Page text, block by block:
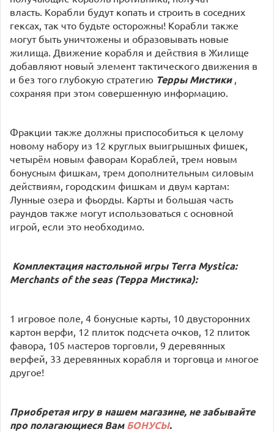
власть. Корабли будут копать и строить в соседних
гексах, так что будьте осторожны! Корабли также
могут быть уничтожены и образовывать новые
жилища. Движение корабля и действия в Жилище
добавляют новый элемент тактического движения в
и без того глубокую стратегию Терры Мистики,
сохраняя при этом совершенную информацию.
Фракции также должны приспособиться к целому
новому набору из 12 круглых выигрышных фишек,
четырём новым фаворам Кораблей, трем новым
бонусным фишкам, трем дополнительным силовым
действиям, городским фишкам и двум картам:
Лунные озера и фьорды. Карты и большая часть
раундов также могут использоваться с основной
игрой, если это необходимо.
Комплектация настольной игры Terra Mystica:
Merchants of the seas (Терра Мистика):
1 игровое поле, 4 бонусные карты, 10 двусторонних
картон верфи, 12 плиток подсчета очков, 12 плиток
фавора, 105 мастеров торговли, 9 деревянных
верфей, 33 деревянных корабля и торговца и многое
другое!
Приобретая игру в нашем магазине, не забывайте
про полагающиеся ВамБОНУСЫ.